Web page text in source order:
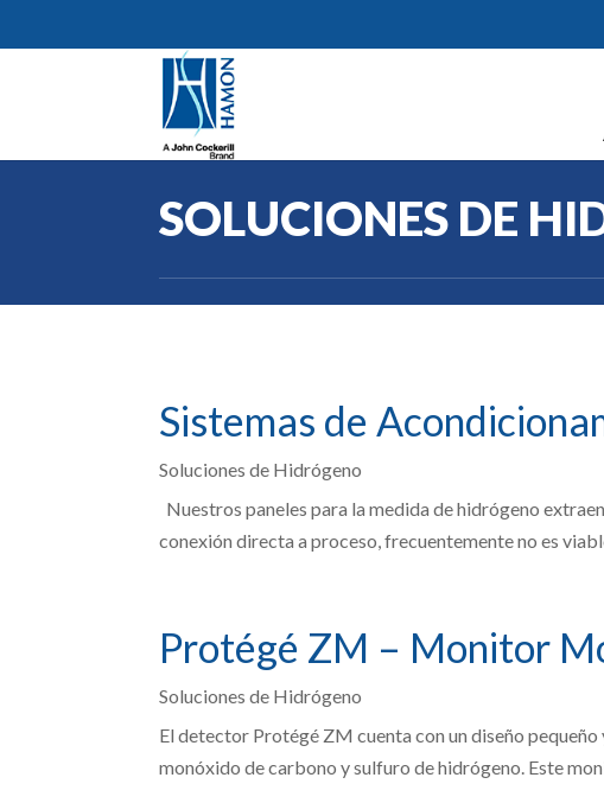
SOLUCIONES DE
Sistemas de
Soluciones de Hidrógeno
Nuestros paneles para la medida de hidrógeno
conexión directa a proceso, frecuentemente no es
Protégé ZM – Monitor
Soluciones de Hidrógeno
El detector Protégé ZM cuenta con un diseño
monóxido de carbono y sulfuro de hidrógeno. Este